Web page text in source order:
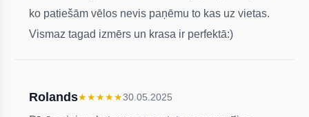
ko patiešām vēlos nevis paņēmu to kas uz vietas.
Vismaz tagad izmērs un krasa ir perfektā:)
Rolands★★★★★30.05.2025